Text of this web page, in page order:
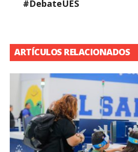
#DebateUES
ARTÍCULOS RELACIONADOS